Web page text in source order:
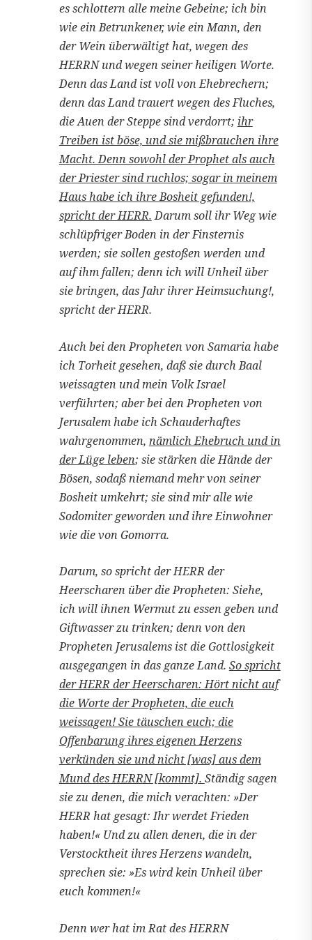
es schlottern alle meine Gebeine; ich bin
wie ein Betrunkener, wie ein Mann, den
der Wein überwältigt hat, wegen des
HERRN und wegen seiner heiligen Worte.
Denn das Land ist voll von Ehebrechern;
denn das Land trauert wegen des Fluches,
die Auen der Steppe sind verdorrt; ihr
Treiben ist böse, und sie mißbrauchen ihre
Macht. Denn sowohl der Prophet als auch
der Priester sind ruchlos; sogar in meinem
Haus habe ich ihre Bosheit gefunden!,
spricht der HERR.Darum soll ihr Weg wie
schlüpfriger Boden in der Finsternis
werden; sie sollen gestoßen werden und
auf ihm fallen; denn ich will Unheil über
sie bringen, das Jahr ihrer Heimsuchung!,
spricht der HERR.
Auch bei den Propheten von Samaria habe
ich Torheit gesehen, daß sie durch Baal
weissagten und mein Volk Israel
verführten; aber bei den Propheten von
Jerusalem habe ich Schauderhaftes
wahrgenommen, nämlich Ehebruch und in
der Lüge leben; sie stärken die Hände der
Bösen, sodaß niemand mehr von seiner
Bosheit umkehrt; sie sind mir alle wie
Sodomiter geworden und ihre Einwohner
wie die von Gomorra.
Darum, so spricht der HERR der
Heerscharen über die Propheten: Siehe,
ich will ihnen Wermut zu essen geben und
Giftwasser zu trinken; denn von den
Propheten Jerusalems ist die Gottlosigkeit
ausgegangen in das ganze Land. So spricht
der HERR der Heerscharen: Hört nicht auf
die Worte der Propheten, die euch
weissagen! Sie täuschen euch; die
Offenbarung ihres eigenen Herzens
verkünden sie und nicht [was] aus dem
Mund des HERRN [kommt]. Ständig sagen
sie zu denen, die mich verachten: »Der
HERR hat gesagt: Ihr werdet Frieden
haben!« Und zu allen denen, die in der
Verstocktheit ihres Herzens wandeln,
sprechen sie: »Es wird kein Unheil über
euch kommen!«
Denn wer hat im Rat des HERRN